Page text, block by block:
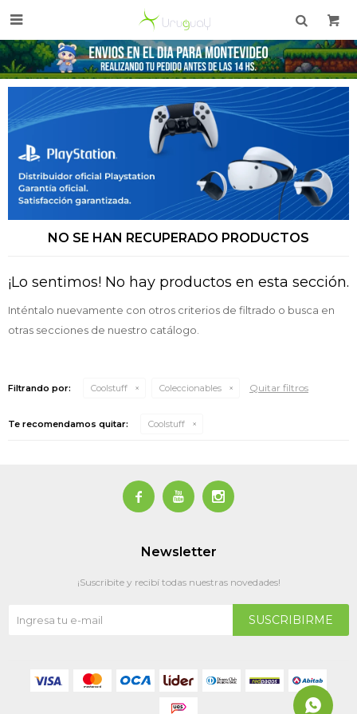

NO SE HAN RECUPERADO PRODUCTOS
¡Lo sentimos! No hay productos en esta sección.
Inténtalo nuevamente con otros criterios de filtrado o busca en
otras secciones de nuestro catálogo.
Filtrando por: Coolstuff Coleccionables Quitar filtros
Te recomendamos quitar: Coolstuff
  
Newsletter
¡Suscribite y recibí todas nuestras novedades!
SUSCRIBIRME